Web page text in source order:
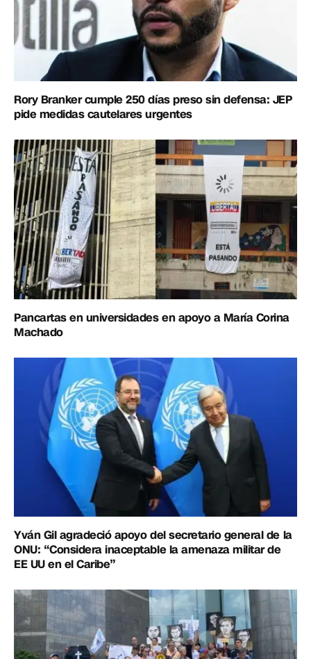
Rory Branker cumple 250 días preso sin defensa: JEP
pide medidas cautelares urgentes
Pancartas en universidades en apoyo a María Corina
Machado
Yván Gil agradeció apoyo del secretario general de la
ONU: “Considera inaceptable la amenaza militar de
EE UU en el Caribe”